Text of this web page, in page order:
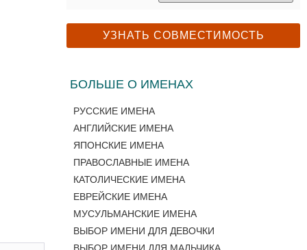
БОЛЬШЕ О ИМЕНАХ
РУССКИЕ ИМЕНА
АНГЛИЙСКИЕ ИМЕНА
ЯПОНСКИЕ ИМЕНА
ПРАВОСЛАВНЫЕ ИМЕНА
КАТОЛИЧЕСКИЕ ИМЕНА
ЕВРЕЙСКИЕ ИМЕНА
МУСУЛЬМАНСКИЕ ИМЕНА
ВЫБОР ИМЕНИ ДЛЯ ДЕВОЧКИ